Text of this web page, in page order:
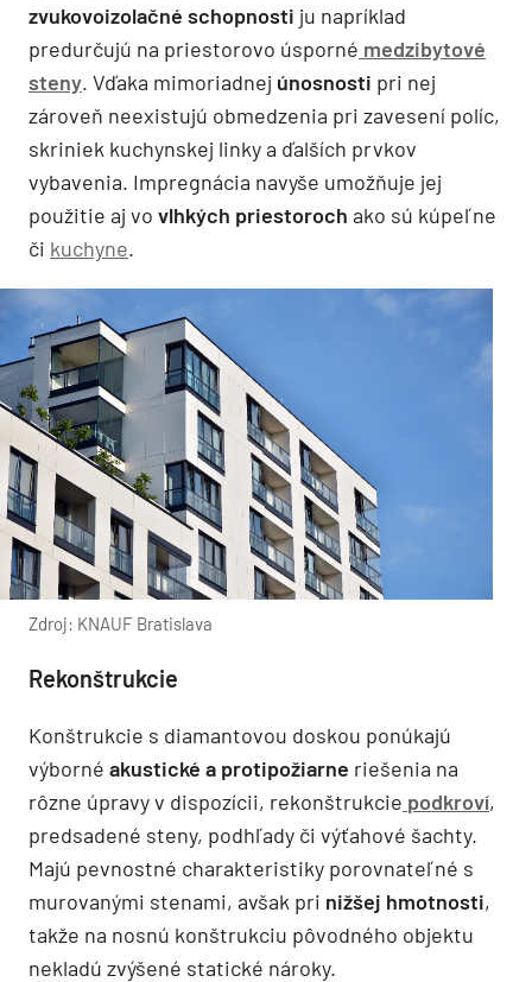
zvukovoizolačné schopnosti ju napríklad
predurčujú na priestorovo úsporné medzibytové
steny. Vďaka mimoriadnej únosnosti pri nej
zároveň neexistujú obmedzenia pri zavesení políc,
skriniek kuchynskej linky a ďalších prvkov
vybavenia. Impregnácia navyše umožňuje jej
použitie aj vo vlhkých priestoroch ako sú kúpeľne
či kuchyne.
Zdroj: KNAUF Bratislava
Rekonštrukcie
Konštrukcie s diamantovou doskou ponúkajú
výborné akustické a protipožiarne riešenia na
rôzne úpravy v dispozícii, rekonštrukcie podkroví,
predsadené steny, podhľady či výťahové šachty.
Majú pevnostné charakteristiky porovnateľné s
murovanými stenami, avšak pri nižšej hmotnosti,
takže na nosnú konštrukciu pôvodného objektu
nekladú zvýšené statické nároky.